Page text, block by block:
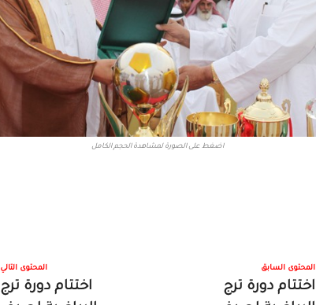
اضغط على الصورة لمشاهدة الحجم الكامل
المحتوى السابق
اختتام دورة ترج
المحتوى التالي
اختتام دورة ترج